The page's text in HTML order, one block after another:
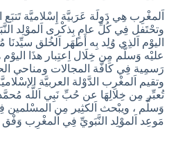
اَلمغْرِب هِي دَولَة عَرَبيَّة إِسْلاميَّة تَتبَع
وتحْتَفل فِي كُلِّ عامٍ بِذكْرى اَلموْلِد
اليوْم اَلذِي وُلِد بِه أَطهَر اَلخُلق
عليْه وَسلَّم مِن خِلَال اِعتِبار هذَا اليوْم
رَسمِية فِي كَافَّة المجالات ومناحي
وتقيم اَلمغْرِب الدَّوْلة العربيَّة
تُعبِّر مِن خِلالِهَا عن حُبِّ نَبِي اَللَّه
وَسلَّم ، ويبْحث اَلكثِير مِن
مَوعِد اَلموْلِد النَّبَويِّ فِي اَلمغْرِب وَفْق